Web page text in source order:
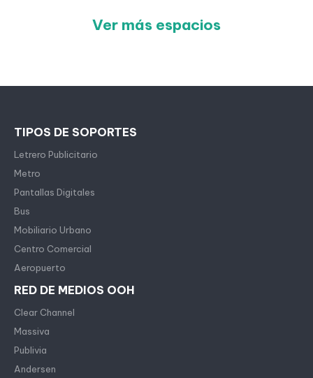
Ver más espacios
TIPOS DE SOPORTES
Letrero Publicitario
Metro
Pantallas Digitales
Bus
Mobiliario Urbano
Centro Comercial
Aeropuerto
RED DE MEDIOS OOH
Clear Channel
Massiva
Publivia
Andersen